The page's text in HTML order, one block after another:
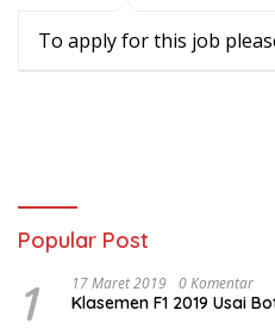
To apply for this job
Popular Post
1 17 Maret 2019 0 Komentar
Klasemen F1 2019 Usai